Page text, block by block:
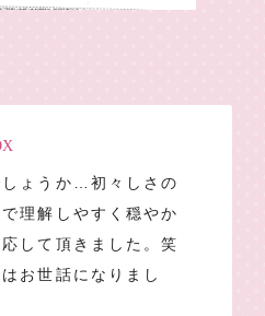
ょうか…初々しさの
理解しやすく穏やか
して頂きました。笑
お世話になりまし